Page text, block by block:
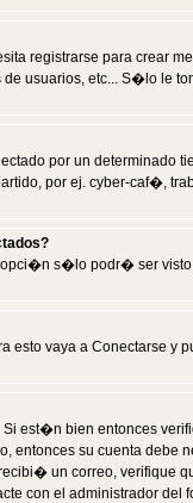
registrarse para crear
usuarios, etc... S�lo le
por un determinado
por ej. cyber-caf�,
opci�n s�lo podr� ser visto
esto vaya a Conectarse y
est�n bien entonces
su cuenta
un correo,
con el administrador del